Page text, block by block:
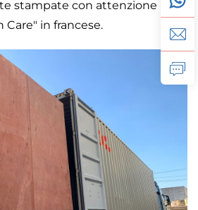
stampate con attenzione le
in francese.